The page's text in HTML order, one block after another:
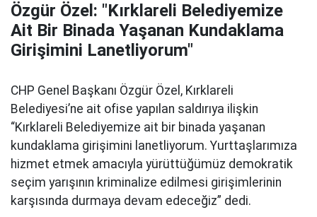
Özgür Özel: "Kırklareli Belediyemize
Ait Bir Binada Yaşanan Kundaklama
Girişimini Lanetliyorum"
CHP Genel Başkanı Özgür Özel, Kırklareli
Belediyesi’ne ait ofise yapılan saldırıya ilişkin
“Kırklareli Belediyemize ait bir binada yaşanan
kundaklama girişimini lanetliyorum. Yurttaşlarımıza
hizmet etmek amacıyla yürüttüğümüz demokratik
seçim yarışının kriminalize edilmesi girişimlerinin
karşısında durmaya devam edeceğiz” dedi.